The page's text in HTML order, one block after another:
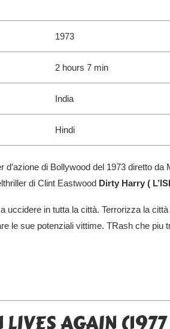
1973
2 hours 7 min
India
Hindi
d’azione di Bollywood del 1973 diretto
di Clint Eastwood Dirty Harry (
uccidere in tutta la città. Terrorizza la
le sue potenziali vittime. TRash che piu
AGAIN